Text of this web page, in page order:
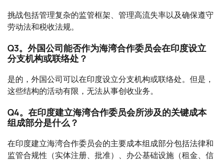
挑战包括管理复杂的监管框架、管理高流失率以及确保遵守
劳动法和税收法规。
Q3。外国公司能否作为海湾合作委员会在印度设立
分支机构或联络处？
是的，外国公司可以在印度设立分支机构或联络处。但是，
这些结构的活动有限，无法从事创收业务。
Q4。在印度建立海湾合作委员会所涉及的关键成本
组成部分是什么？
在印度建立海湾合作委员会的主要成本组成部分包括法律和
监管合规性（实体注册、批准）、办公基础设施（租金、信